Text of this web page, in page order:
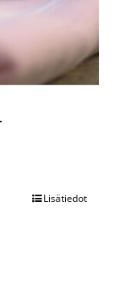
Lisätiedot